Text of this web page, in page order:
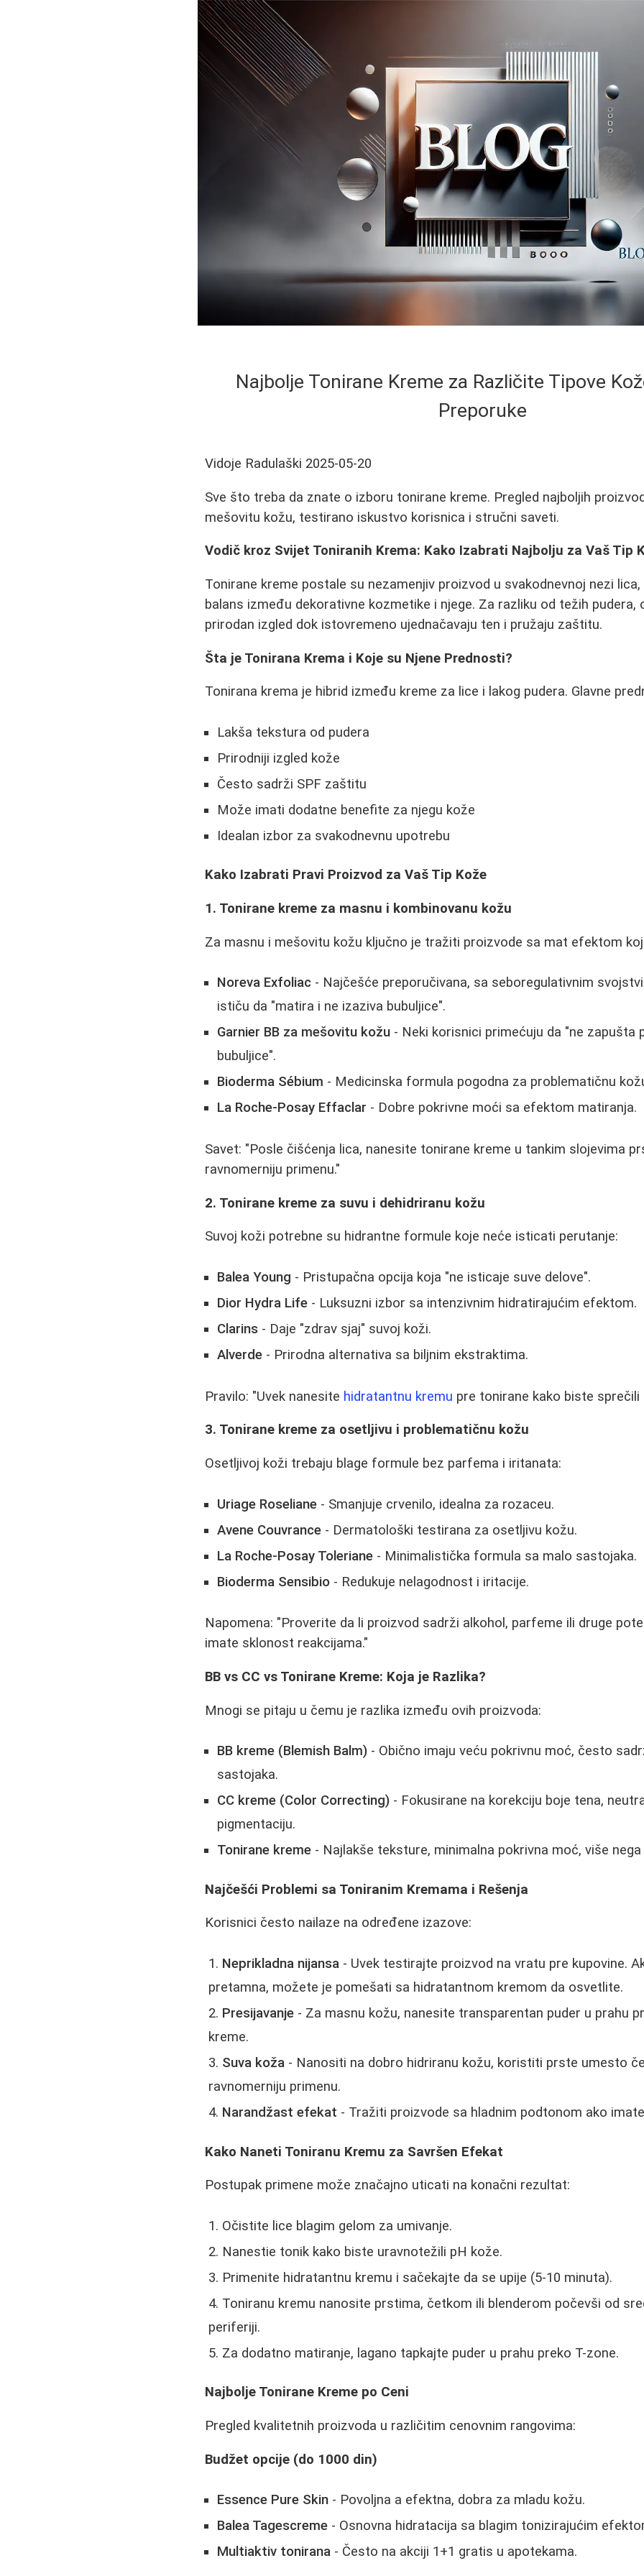
Najbolje Tonirane Kreme za Različite Tipove
Preporuke
Vidoje Radulaški 2025-05-20
Sve što treba da znate o izboru tonirane kreme. Pregled najboljih
mešovitu kožu, testirano iskustvo korisnica i stručni saveti.
Vodič kroz Svijet Toniranih Krema: Kako Izabrati Najbolju za Vaš Tip
Tonirane kreme postale su nezamenjiv proizvod u svakodnevnoj nezi
balans između dekorativne kozmetike i njege. Za razliku od težih pudera,
prirodan izgled dok istovremeno ujednačavaju ten i pružaju zaštitu.
Šta je Tonirana Krema i Koje su Njene Prednosti?
Tonirana krema je hibrid između kreme za lice i lakog pudera. Glavne
Lakša tekstura od pudera
Prirodniji izgled kože
Često sadrži SPF zaštitu
Može imati dodatne benefite za njegu kože
Idealan izbor za svakodnevnu upotrebu
Kako Izabrati Pravi Proizvod za Vaš Tip Kože
1. Tonirane kreme za masnu i kombinovanu kožu
Za masnu i mešovitu kožu ključno je tražiti proizvode sa mat efektom
Noreva Exfoliac - Najčešće preporučivana, sa seboregulativnim
ističu da "matira i ne izaziva bubuljice".
Garnier BB za mešovitu kožu - Neki korisnici primećuju da "ne zapušta
bubuljice".
Bioderma Sébium - Medicinska formula pogodna za problematičnu
La Roche-Posay Effaclar - Dobre pokrivne moći sa efektom matiranja.
Savet: "Posle čišćenja lica, nanesite tonirane kreme u tankim slojevima
ravnomerniju primenu."
2. Tonirane kreme za suvu i dehidriranu kožu
Suvoj koži potrebne su hidrantne formule koje neće isticati perutanje:
Balea Young - Pristupačna opcija koja "ne isticaje suve delove".
Dior Hydra Life - Luksuzni izbor sa intenzivnim hidratirajućim efektom.
Clarins - Daje "zdrav sjaj" suvoj koži.
Alverde - Prirodna alternativa sa biljnim ekstraktima.
Pravilo: "Uvek nanesite hidratantnu kremu pre tonirane kako biste sprečili
3. Tonirane kreme za osetljivu i problematičnu kožu
Osetljivoj koži trebaju blage formule bez parfema i iritanata:
Uriage Roseliane - Smanjuje crvenilo, idealna za rozaceu.
Avene Couvrance - Dermatološki testirana za osetljivu kožu.
La Roche-Posay Toleriane - Minimalistička formula sa malo sastojaka.
Bioderma Sensibio - Redukuje nelagodnost i iritacije.
Napomena: "Proverite da li proizvod sadrži alkohol, parfeme ili druge
imate sklonost reakcijama."
BB vs CC vs Tonirane Kreme: Koja je Razlika?
Mnogi se pitaju u čemu je razlika između ovih proizvoda:
BB kreme (Blemish Balm) - Obično imaju veću pokrivnu moć, često
sastojaka.
CC kreme (Color Correcting) - Fokusirane na korekciju boje tena,
pigmentaciju.
Tonirane kreme - Najlakše teksture, minimalna pokrivna moć, više
Najčešći Problemi sa Toniranim Kremama i Rešenja
Korisnici često nailaze na određene izazove:
Neprikladna nijansa - Uvek testirajte proizvod na vratu pre kupovine.
pretamna, možete je pomešati sa hidratantnom kremom da osvetlite.
Presijavanje - Za masnu kožu, nanesite transparentan puder u prahu
kreme.
Suva koža - Nanositi na dobro hidriranu kožu, koristiti prste umesto
ravnomerniju primenu.
Narandžast efekat - Tražiti proizvode sa hladnim podtonom ako
Kako Naneti Toniranu Kremu za Savršen Efekat
Postupak primene može značajno uticati na konačni rezultat:
Očistite lice blagim gelom za umivanje.
Nanestie tonik kako biste uravnotežili pH kože.
Primenite hidratantnu kremu i sačekajte da se upije (5-10 minuta).
Toniranu kremu nanosite prstima, četkom ili blenderom počevši od
periferiji.
Za dodatno matiranje, lagano tapkajte puder u prahu preko T-zone.
Najbolje Tonirane Kreme po Ceni
Pregled kvalitetnih proizvoda u različitim cenovnim rangovima:
Budžet opcije (do 1000 din)
Essence Pure Skin - Povoljna a efektna, dobra za mladu kožu.
Balea Tagescreme - Osnovna hidratacija sa blagim tonizirajućim
Multiaktiv tonirana - Često na akciji 1+1 gratis u apotekama.